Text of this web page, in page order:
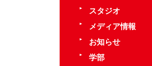
スタジオ
メディア情報
お知らせ
学部